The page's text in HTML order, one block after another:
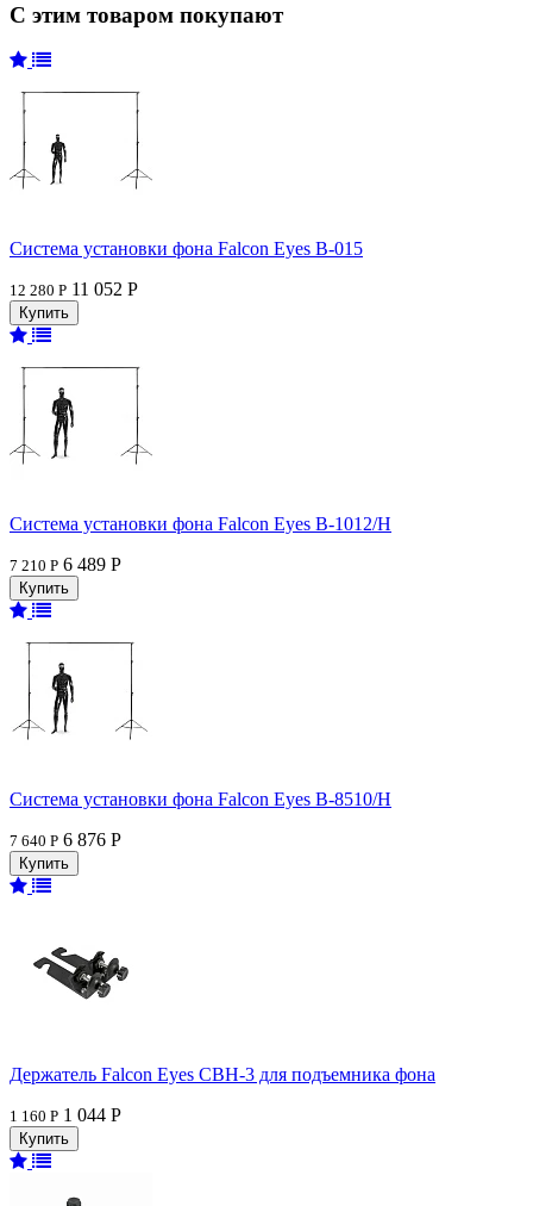
С этим товаром покупают
Система установки фона Falcon Eyes В-015
12 280 Р 11 052 Р
Система установки фона Falcon Eyes В-1012/H
7 210 Р 6 489 Р
Система установки фона Falcon Eyes В-8510/H
7 640 Р 6 876 Р
Держатель Falcon Eyes CBH-3 для подъемника фона
1 160 Р 1 044 Р